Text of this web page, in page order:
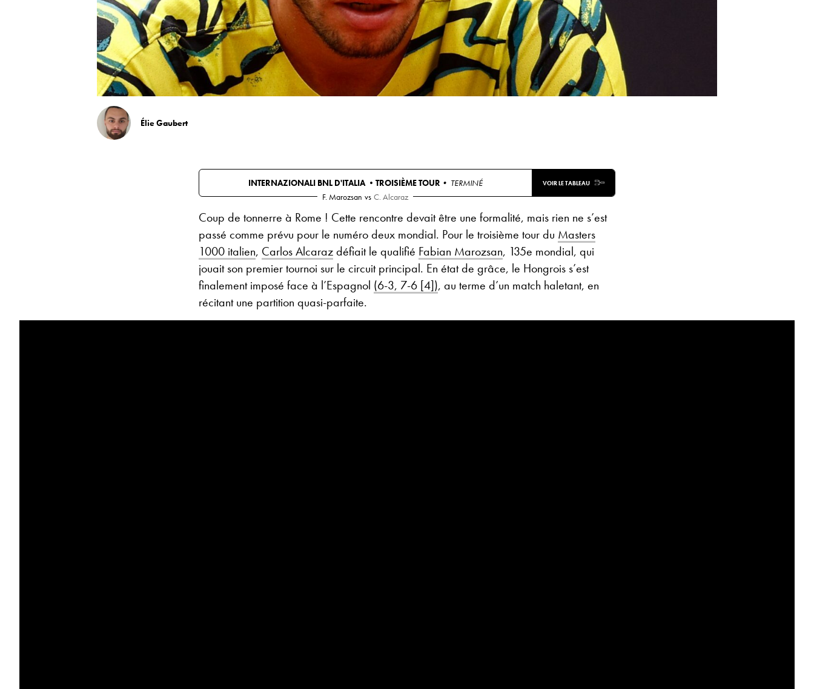
Élie Gaubert
INTERNAZIONALI BNL D'ITALIA • TROISIÈME TOUR • TERMINÉ VOIR LE TABLEAU
F. Marozsan vs C. Alcaraz
Coup de tonnerre à Rome ! Cette rencontre devait être une formalité, mais rien ne s’est
passé comme prévu pour le numéro deux mondial. Pour le troisième tour du Masters
1000 italien, Carlos Alcarazdéfiait le qualifié Fabian Marozsan, 135e mondial, qui
jouait son premier tournoi sur le circuit principal. En état de grâce, le Hongrois s’est
finalement imposé face à l’Espagnol (6-3, 7-6 [4]), au terme d’un match haletant, en
récitant une partition quasi-parfaite.